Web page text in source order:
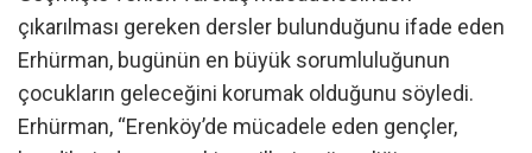
çıkarılması gereken dersler bulunduğunu ifade eden
Erhürman, bugünün en büyük sorumluluğunun
çocukların geleceğini korumak olduğunu söyledi.
Erhürman, “Erenköy’de mücadele eden gençler,